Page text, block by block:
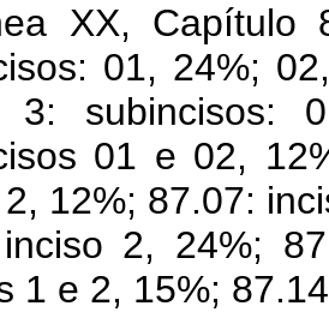
XX, Capítulo
01, 24%;
3: subincisos:
01 e 02,
12%; 87.07:
2, 24%;
1 e 2, 15%;